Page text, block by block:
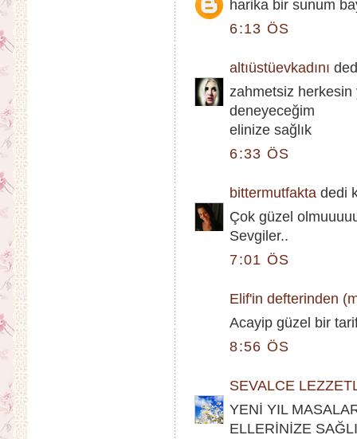
harika bir sunum
6:13 ÖS
altıüstüevkadını
zahmetsiz herkesin
deneyeceğim
elinize sağlık
6:33 ÖS
bittermutfakta dedi
Çok güzel
Sevgiler..
7:01 ÖS
Elif'in defterinden
Acayip güzel bir
8:56 ÖS
SEVALCE
YENİ YIL
ELLERİNİZE